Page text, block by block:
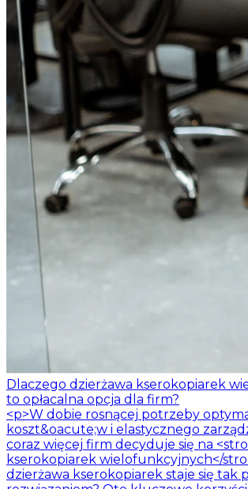
Dlaczego dzierżawa kserokopiarek
to opłacalna opcja dla firm?
<p>W dobie rosnącej potrzeby
koszt&oacute;w i elastycznego
coraz więcej firm decyduje się na
kserokopiarek wielofunkcyjnych</
dzierżawa kserokopiarek staje się tak